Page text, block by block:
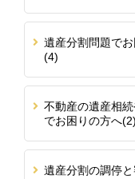
遺産分割問題で
(4)
不動産の遺産相
でお困りの方へ(2)
遺産分割の調停と